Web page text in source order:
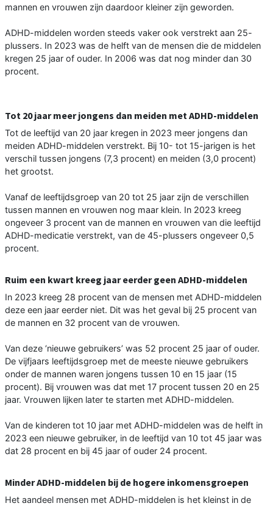
mannen en vrouwen zijn daardoor kleiner zijn geworden.
ADHD-middelen worden steeds vaker ook verstrekt aan 25-
plussers. In 2023 was de helft van de mensen die de middelen
kregen 25 jaar of ouder. In 2006 was dat nog minder dan 30
procent.
Tot 20 jaar meer jongens dan meiden met ADHD-middelen
Tot de leeftijd van 20 jaar kregen in 2023 meer jongens dan
meiden ADHD-middelen verstrekt. Bij 10- tot 15-jarigen is het
verschil tussen jongens (7,3 procent) en meiden (3,0 procent)
het grootst.
Vanaf de leeftijdsgroep van 20 tot 25 jaar zijn de verschillen
tussen mannen en vrouwen nog maar klein. In 2023 kreeg
ongeveer 3 procent van de mannen en vrouwen van die leeftijd
ADHD-medicatie verstrekt, van de 45-plussers ongeveer 0,5
procent.
Ruim een kwart kreeg jaar eerder geen ADHD-middelen
In 2023 kreeg 28 procent van de mensen met ADHD-middelen
deze een jaar eerder niet. Dit was het geval bij 25 procent van
de mannen en 32 procent van de vrouwen.
Van deze ‘nieuwe gebruikers’ was 52 procent 25 jaar of ouder.
De vijfjaars leeftijdsgroep met de meeste nieuwe gebruikers
onder de mannen waren jongens tussen 10 en 15 jaar (15
procent). Bij vrouwen was dat met 17 procent tussen 20 en 25
jaar. Vrouwen lijken later te starten met ADHD-middelen.
Van de kinderen tot 10 jaar met ADHD-middelen was de helft in
2023 een nieuwe gebruiker, in de leeftijd van 10 tot 45 jaar was
dat 28 procent en bij 45 jaar of ouder 24 procent.
Minder ADHD-middelen bij de hogere inkomensgroepen
Het aandeel mensen met ADHD-middelen is het kleinst in de